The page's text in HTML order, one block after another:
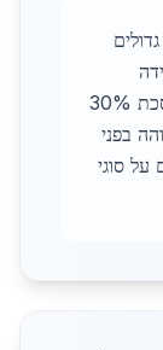
בקורוזיה עם ציפויים. בחיפה 2026, חוסכת 30%
בפני
סוגי